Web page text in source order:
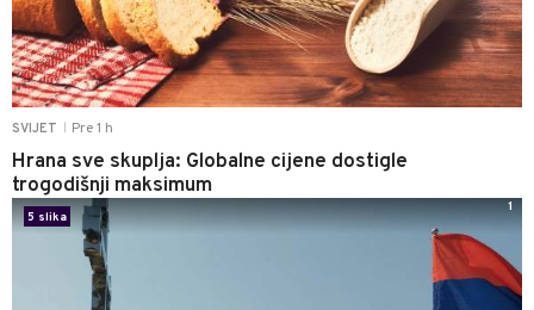
SVIJET Pre 1 h
Hrana sve skuplja: Globalne cijene dostigle
trogodišnji maksimum
5 slika
1